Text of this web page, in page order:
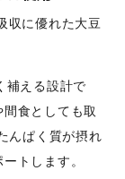
収に優れた大豆
補える設計で
食としても取
んぱく質が摂れ
トします。